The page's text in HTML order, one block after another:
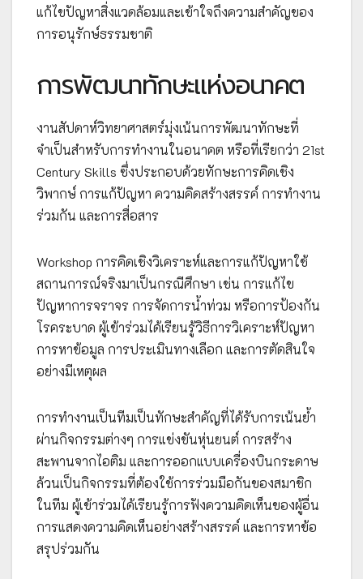
แก้ไขปัญหาสิ่งแวดล้อมและเข้าใจถึงความสำคัญของ
การอนุรักษ์ธรรมชาติ
การพัฒนาทักษะแห่งอนาคต
งานสัปดาห์วิทยาศาสตร์มุ่งเน้นการพัฒนาทักษะที่
จำเป็นสำหรับการทำงานในอนาคต หรือที่เรียกว่า 21st
Century Skills ซึ่งประกอบด้วยทักษะการคิดเชิง
วิพากษ์ การแก้ปัญหา ความคิดสร้างสรรค์ การทำงาน
ร่วมกัน และการสื่อสาร
Workshop การคิดเชิงวิเคราะห์และการแก้ปัญหาใช้
สถานการณ์จริงมาเป็นกรณีศึกษา เช่น การแก้ไข
ปัญหาการจราจร การจัดการน้ำท่วม หรือการป้องกัน
โรคระบาด ผู้เข้าร่วมได้เรียนรู้วิธีการวิเคราะห์ปัญหา
การหาข้อมูล การประเมินทางเลือก และการตัดสินใจ
อย่างมีเหตุผล
การทำงานเป็นทีมเป็นทักษะสำคัญที่ได้รับการเน้นย้ำ
ผ่านกิจกรรมต่างๆ การแข่งขันหุ่นยนต์ การสร้าง
สะพานจากไอติม และการออกแบบเครื่องบินกระดาษ
ล้วนเป็นกิจกรรมที่ต้องใช้การร่วมมือกันของสมาชิก
ในทีม ผู้เข้าร่วมได้เรียนรู้การฟังความคิดเห็นของผู้อื่น
การแสดงความคิดเห็นอย่างสร้างสรรค์ และการหาข้อ
สรุปร่วมกัน